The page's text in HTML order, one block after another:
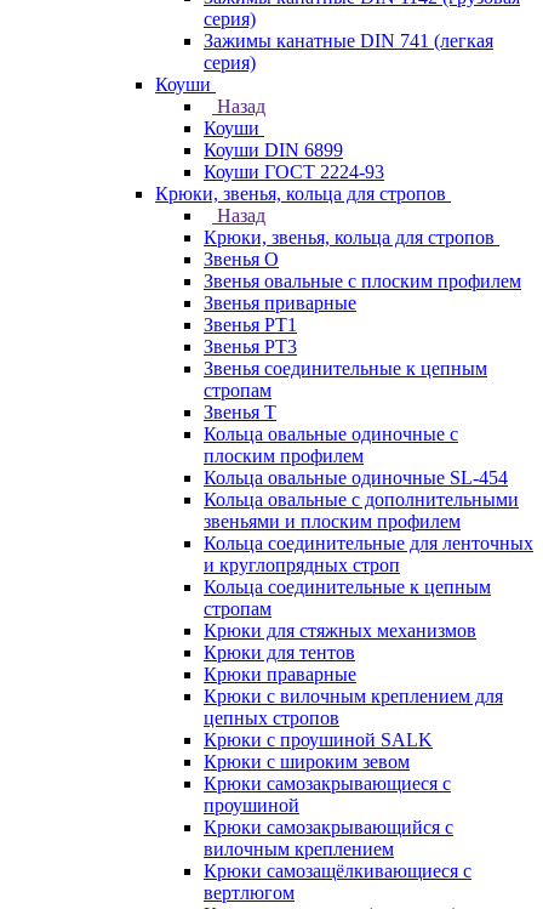
серия)
Зажимы канатные DIN 741 (легкая
серия)
Коуши
Назад
Коуши
Коуши DIN 6899
Коуши ГОСТ 2224-93
Крюки, звенья, кольца для стропов
Назад
Крюки, звенья, кольца для стропов
Звенья О
Звенья овальные с плоским профилем
Звенья приварные
Звенья РТ1
Звенья РТ3
Звенья соединительные к цепным
стропам
Звенья Т
Кольца овальные одиночные c
плоским профилем
Кольца овальные одиночные SL-454
Кольца овальные с дополнительными
звеньями и плоским профилем
Кольца соединительные для ленточных
и круглопрядных строп
Кольца соединительные к цепным
стропам
Крюки для стяжных механизмов
Крюки для тентов
Крюки праварные
Крюки с вилочным креплением для
цепных стропов
Крюки с проушиной SALK
Крюки с широким зевом
Крюки самозакрывающиеся с
проушиной
Крюки самозакрывающийся с
вилочным креплением
Крюки самозащёлкивающиеся с
вертлюгом